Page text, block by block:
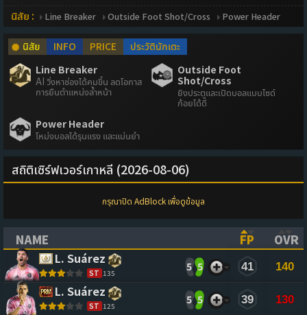
นิสัย : Line Breaker Outside Foot Shot/Cross Power Header
นิสัย INFO PRICE
ประวัตินักเตะ
Line Breaker
AI วิ่งหาช่องได้คมขึ้น ลดโอกาส
การยืนตำแหน่งล้ำหน้า
Outside Foot
Shot/Cross
ยิงประตูและเปิดบอลแบบไซด์
ก้อยได้ดี
Power Header
โหม่งบอลได้รุนแรง และแม่นยำ
สถิติเซิร์ฟเวอร์เกาหลี (2026-08-06)
กรุณาปิด AdBlock เพื่อดูข้อมูล
NAME
(CLICK TO SORT ASCENDING)
FP
OVR
L. Suárez
ST 135
5 5 41 140
L. Suárez
ST 125
5 5 39 130